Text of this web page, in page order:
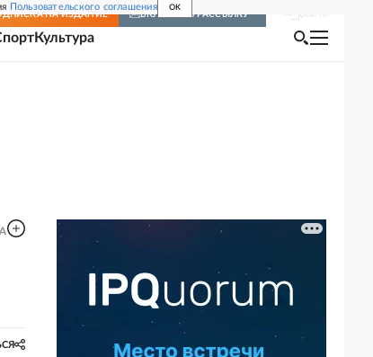
Пользовательского соглашения OK
НА ИЗДАНИЕ ВКЛЮЧИТЬ РАССЫЛКУ
Культура